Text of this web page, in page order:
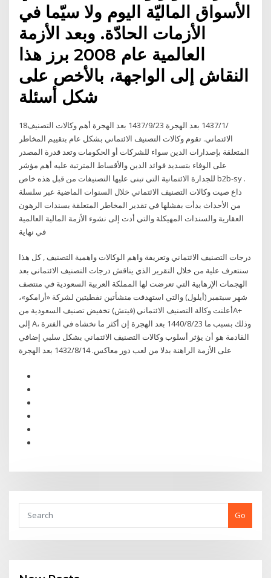
الأسواق الماليّة اليوم ولا سيّما في
الأزمات الحادّة. وبعد الأزمة
العالمية عام 2008 برز هذا
النقاش إلى الواجهة، بالأخص على
شكل أسئلة
18‏‏/1‏‏/1437 بعد الهجرة 23‏‏/9‏‏/1437 بعد الهجرة أهم وكالات التصنيف
الائتماني. تقوم وكالات التصنيف الائتماني بشكل عام بتقييم المخاطر
المتعلقة بإصدارات الدين سواء للشركات أو الحكومات وتعد قدرة المصدر
على الوفاء بتسديد فوائد الدين والأقساط المترتبة عليه أهم مؤشر
للجدارة الائتمانية التي تبنى عليها التصنيفات من قبل هذه خاص b2b-sy .
ذاع صيت وكالات التصنيف الائتماني خلال السنوات الماضية عبر سلسلة
من الأحداث بدأت بفشلها في تقدير المخاطر المتعلقة بسندات الرهون
العقارية والسندات المهيكلة والتي أدت إلى نشوء الأزمة المالية العالمية
في نهاية
درجات التصنيف الائتماني وتعريفة واهم الوكالات واهمية التصنيف , كل هذا
سنتعرف علية من خلال التقرير الذي يناقش درجات التصنيف الائتماني بعد
الهجمات الإرهابية التي تعرضت لها المملكة العربية السعودية في منتصف
شهر سبتمبر (أيلول) والتي استهدفت منشأتين نفطيتين لشركة «أرامكو»،
أعلنت وكالة التصنيف الائتماني (فيتش) تخفيض تصنيف السعودية منA+
إلى A، وذلك بسبب ما 23‏‏/8‏‏/1440 بعد الهجرة إن أكثر ما نخشاه في الفترة
القادمة هو أن يؤثر أسلوب وكالات التصنيف الائتماني بشكل سلبي إضافي
على الأزمة الراهنة بدلا من لعب دور معاكس. 14‏‏/8‏‏/1432 بعد الهجرة
Go